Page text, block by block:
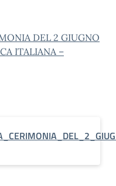
DEL 2 GIUGNO
ITALIANA –